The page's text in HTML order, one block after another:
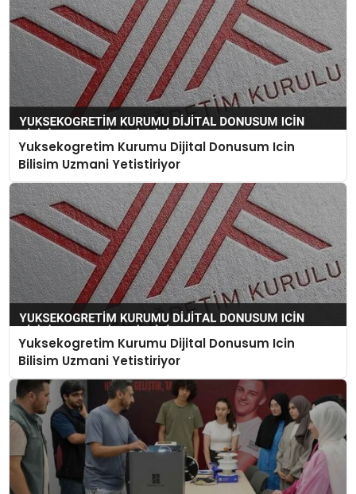
Yuksekogretim Kurumu Dijital Donusum Icin
Bilisim Uzmani Yetistiriyor
Yuksekogretim Kurumu Dijital Donusum Icin
Bilisim Uzmani Yetistiriyor